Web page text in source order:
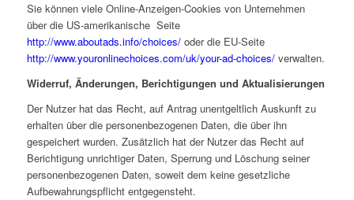
Sie können viele Online-Anzeigen-Cookies von Unternehmen
über die US-amerikanische Seite
http://www.aboutads.info/choices/oder die EU-Seite
http://www.youronlinechoices.com/uk/your-ad-choices/ verwalten.
Widerruf, Änderungen, Berichtigungen und Aktualisierungen
Der Nutzer hat das Recht, auf Antrag unentgeltlich Auskunft zu
erhalten über die personenbezogenen Daten, die über ihn
gespeichert wurden. Zusätzlich hat der Nutzer das Recht auf
Berichtigung unrichtiger Daten, Sperrung und Löschung seiner
personenbezogenen Daten, soweit dem keine gesetzliche
Aufbewahrungspflicht entgegensteht.